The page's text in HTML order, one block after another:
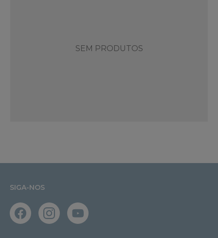
SEM PRODUTOS
SIGA-NOS